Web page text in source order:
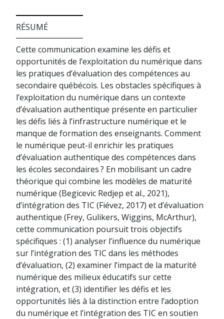
RÉSUMÉ
Cette communication examine les défis et
opportunités de l’exploitation du numérique dans
les pratiques d’évaluation des compétences au
secondaire québécois. Les obstacles spécifiques à
l’exploitation du numérique dans un contexte
d’évaluation authentique présente en particulier
les défis liés à l’infrastructure numérique et le
manque de formation des enseignants. Comment
le numérique peut-il enrichir les pratiques
d’évaluation authentique des compétences dans
les écoles secondaires ? En mobilisant un cadre
théorique qui combine les modèles de maturité
numérique (Begicevic Redjep et al., 2021),
d’intégration des TIC (Fiévez, 2017) et d’évaluation
authentique (Frey, Gulikers, Wiggins, McArthur),
cette communication poursuit trois objectifs
spécifiques : (1) analyser l’influence du numérique
sur l’intégration des TIC dans les méthodes
d’évaluation, (2) examiner l’impact de la maturité
numérique des milieux éducatifs sur cette
intégration, et (3) identifier les défis et les
opportunités liés à la distinction entre l’adoption
du numérique et l’intégration des TIC en soutien